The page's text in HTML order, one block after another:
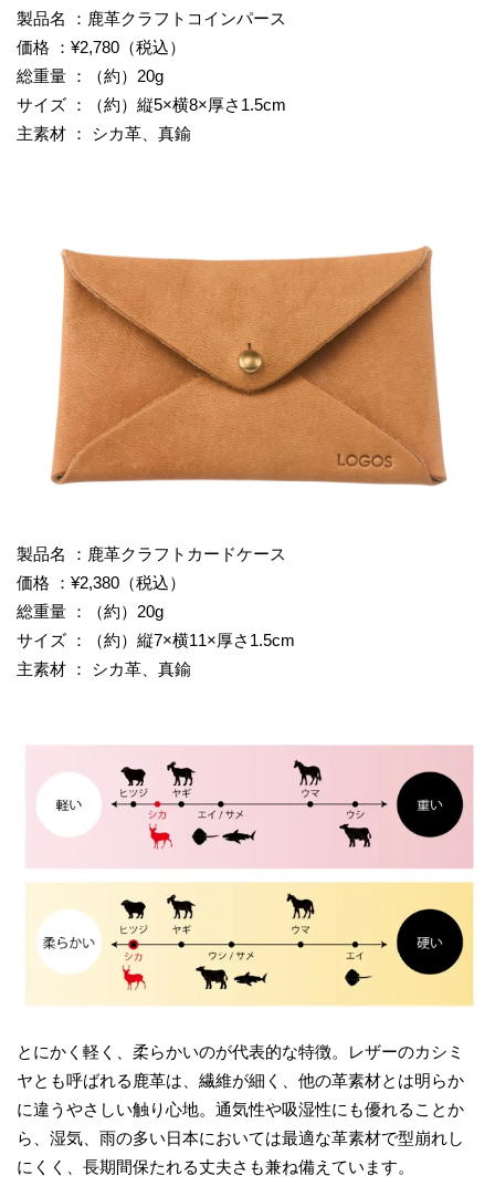
製品名 ：鹿革クラフトコインパース
価格 ：¥2,780（税込）
総重量 ：（約）20g
サイズ ：（約）縦5×横8×厚さ1.5cm
主素材 ： シカ革、真鍮
製品名 ：鹿革クラフトカードケース
価格 ：¥2,380（税込）
総重量 ：（約）20g
サイズ ：（約）縦7×横11×厚さ1.5cm
主素材 ： シカ革、真鍮
とにかく軽く、柔らかいのが代表的な特徴。レザーのカシミ
ヤとも呼ばれる鹿革は、繊維が細く、他の革素材とは明らか
に違うやさしい触り心地。通気性や吸湿性にも優れることか
ら、湿気、雨の多い日本においては最適な革素材で型崩れし
にくく、長期間保たれる丈夫さも兼ね備えています。